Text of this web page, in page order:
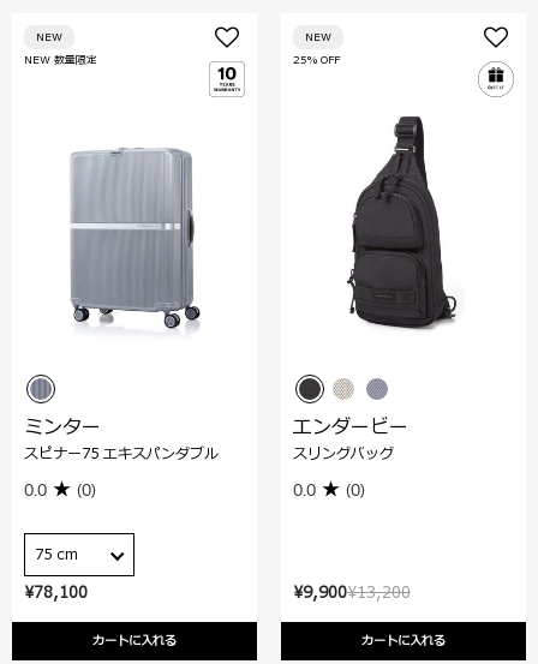
¥78,100
カートに入れる
NEW 数量限定
NEW
ミンター
スピナー75 エキスパンダブル
0.0 (0)
75 cm
¥13,200
¥9,900
カートに入れる
25% OFF
NEW
エンダービー
スリングバッグ
0.0 (0)